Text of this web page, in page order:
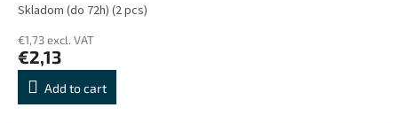
Skladom (do 72h) (2 pcs)
€1,73 excl. VAT
€2,13
Add to cart